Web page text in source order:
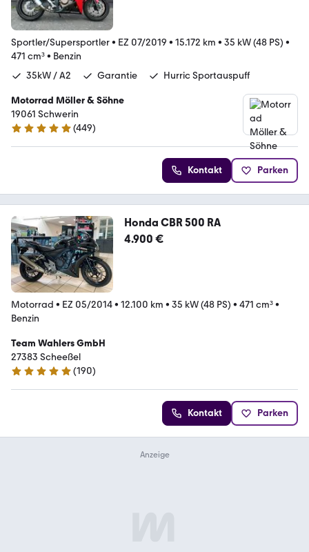
Sportler/Supersportler• EZ 07/2019 • 15.172 km • 35 kW (48 PS) •
471 cm³• Benzin
35kW / A2
Garantie Hurric Sportauspuff
Motorrad Möller & Söhne
19061 Schwerin
4.8 Sterne
(449)
Kontakt Parken
Honda CBR 500 RA
4.900 €
Motorrad • EZ 05/2014• 12.100 km • 35 kW (48 PS) • 471 cm³•
Benzin
Team Wahlers GmbH
27383 Scheeßel
4.9 Sterne
(190)
Kontakt Parken